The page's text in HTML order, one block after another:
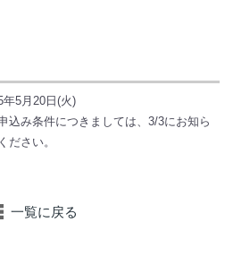
年5月20日(火)
込み条件につきましては、3/3にお知ら
ださい。
一覧に戻る